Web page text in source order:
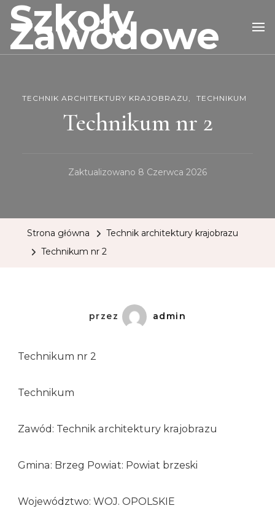
Szkoły
Zawodowe
TECHNIK ARCHITEKTURY KRAJOBRAZU TECHNIKUM
Technikum nr 2
Zaktualizowano 8 Czerwca 2026
Strona główna
Technik architektury krajobrazu
Technikum nr 2
przez admin
Technikum nr 2
Technikum
Zawód: Technik architektury krajobrazu
Gmina: Brzeg Powiat: Powiat brzeski
Województwo: WOJ. OPOLSKIE